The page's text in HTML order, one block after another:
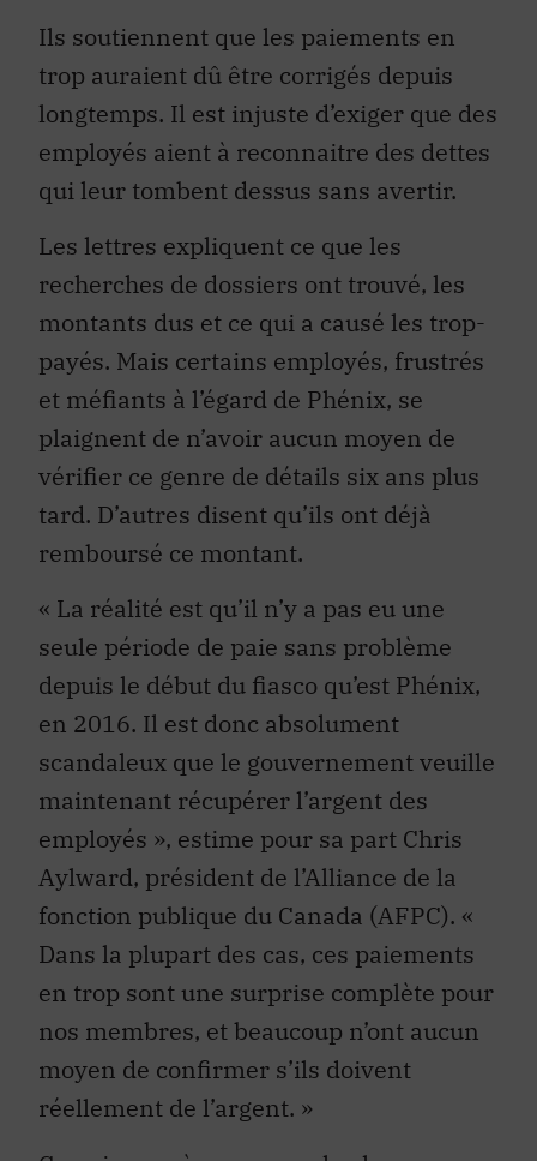
Ils soutiennent que les paiements en
trop auraient dû être corrigés depuis
longtemps. Il est injuste d’exiger que des
employés aient à reconnaitre des dettes
qui leur tombent dessus sans avertir.
Les lettres expliquent ce que les
recherches de dossiers ont trouvé, les
montants dus et ce qui a causé les trop-
payés. Mais certains employés, frustrés
et méfiants à l’égard de Phénix, se
plaignent de n’avoir aucun moyen de
vérifier ce genre de détails six ans plus
tard. D’autres disent qu’ils ont déjà
remboursé ce montant.
« La réalité est qu’il n’y a pas eu une
seule période de paie sans problème
depuis le début du fiasco qu’est Phénix,
en 2016. Il est donc absolument
scandaleux que le gouvernement veuille
maintenant récupérer l’argent des
employés », estime pour sa part Chris
Aylward, président de l’Alliance de la
fonction publique du Canada (AFPC). «
Dans la plupart des cas, ces paiements
en trop sont une surprise complète pour
nos membres, et beaucoup n’ont aucun
moyen de confirmer s’ils doivent
réellement de l’argent. »